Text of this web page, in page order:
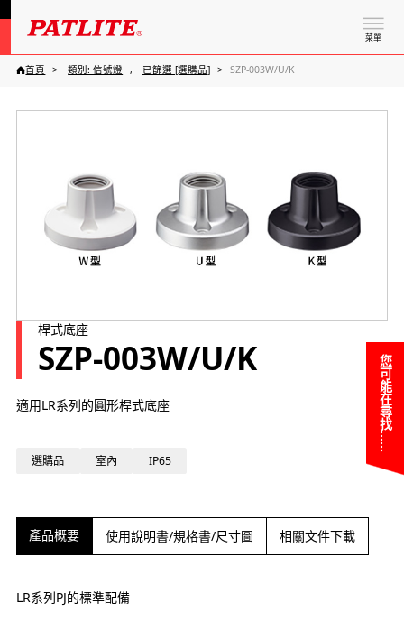
菜單
您可能在尋找……
首頁 類別: 信號燈 已篩選 [選購品] SZP-003W/U/K
桿式底座
SZP-003W/U/K
適用LR系列的圓形桿式底座
選購品 室內 IP65
產品概要 使用說明書/規格書/尺寸圖 相關文件下載
LR系列PJ的標準配備